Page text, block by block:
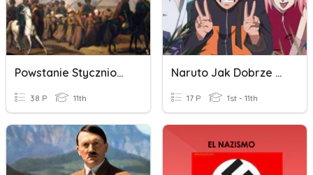
Powstanie Styczniowe
38 P 11th
Naruto Jak Dobrze Znasz Postacie
17 P 1st - 11th